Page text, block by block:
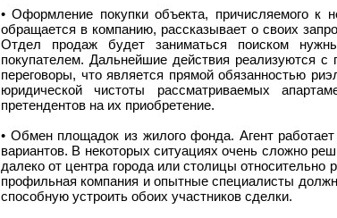
• Оформление покупки объекта, причисляемого
обращается в компанию, рассказывает о своих
Отдел продаж будет заниматься поиском
покупателем. Дальнейшие действия реализуются
переговоры, что является прямой обязанностью
юридической чистоты рассматриваемых
претендентов на их приобретение.
• Обмен площадок из жилого фонда. Агент
вариантов. В некоторых ситуациях очень сложно
далеко от центра города или столицы
профильная компания и опытные специалисты
способную устроить обоих участников сделки.